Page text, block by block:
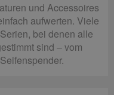
und Accessoires
aufwerten. Viele
bei denen alle
sind – vom